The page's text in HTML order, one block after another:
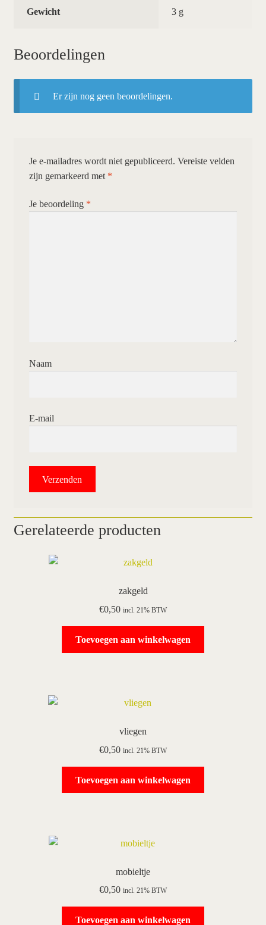
Gewicht 3 g
Beoordelingen
Er zijn nog geen beoordelingen.
Je e-mailadres wordt niet gepubliceerd. Vereiste velden
zijn gemarkeerd met *
Je beoordeling *
Naam
E-mail
Gerelateerde producten
zakgeld
€0,50 incl. 21% BTW
Toevoegen aan winkelwagen
vliegen
€0,50 incl. 21% BTW
Toevoegen aan winkelwagen
mobieltje
€0,50 incl. 21% BTW
Toevoegen aan winkelwagen